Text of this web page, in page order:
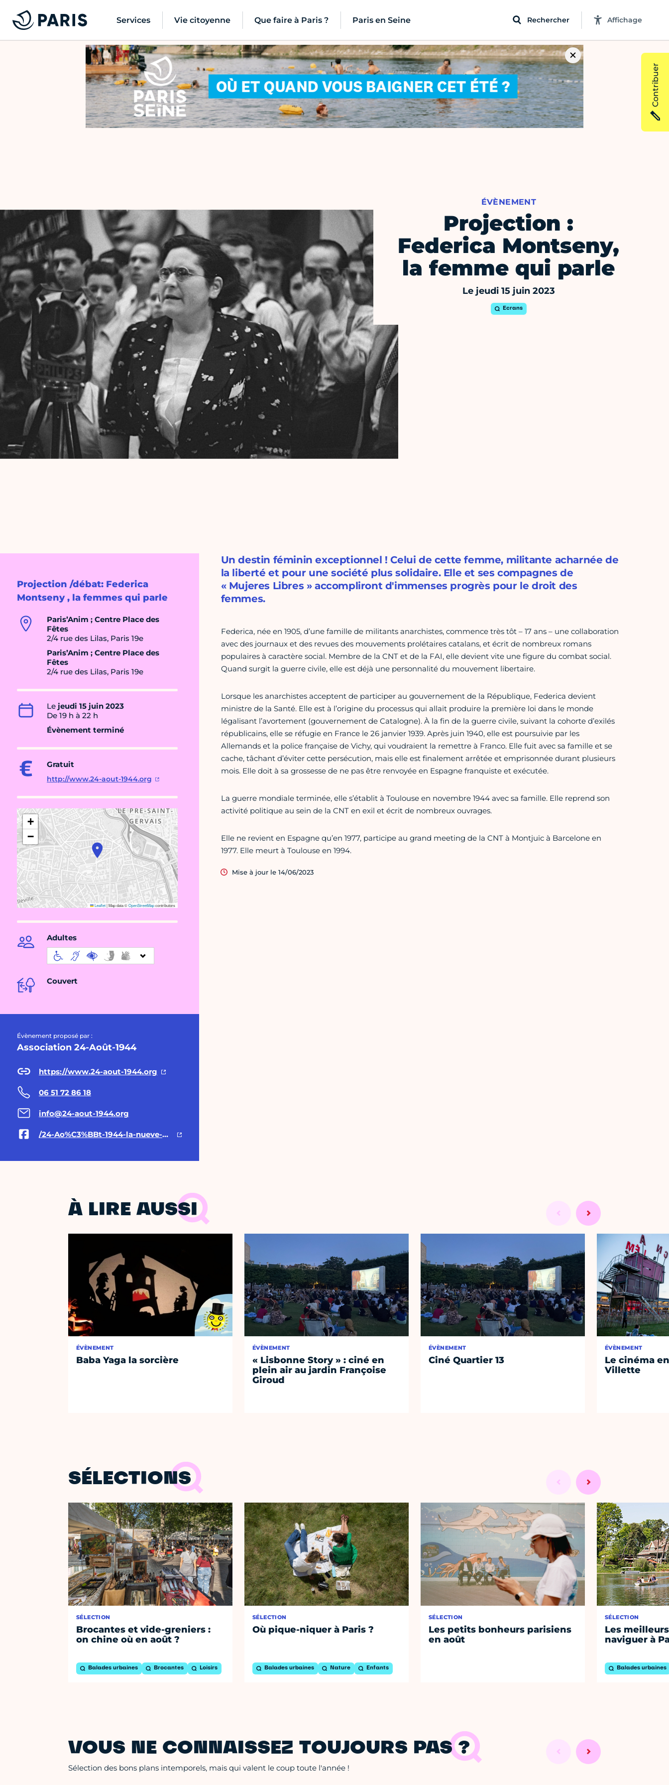
Services Vie citoyenne Que faire à Paris ? Paris en Seine Rechercher Affichage
ÉVÈNEMENT
Projection :
Federica Montseny,
la femme qui parle
Le jeudi 15 juin 2023
Ecrans
Projection /débat: Federica
Montseny , la femmes qui parle
Paris’Anim ; Centre Place des
Fêtes
2/4 rue des Lilas, Paris 19e
Paris’Anim ; Centre Place des
Fêtes
2/4 rue des Lilas, Paris 19e
Le jeudi 15 juin 2023
De 19 h à 22 h
Évènement terminé
Gratuit
http://www.24-aout-1944.org
+
−
Leaflet|Map data ©OpenStreetMapcontributors
Adultes
Couvert
Évènement proposé par :
Association 24-Août-1944
https://www.24-aout-1944.org
06 51 72 86 18
info@24-aout-1944.org
/24-Ao%C3%BBt-1944-la-nueve-Association-110097528155744
Un destin féminin exceptionnel ! Celui de cette femme, militante acharnée de
la liberté et pour une société plus solidaire. Elle et ses compagnes de
« Mujeres Libres » accompliront d'immenses progrès pour le droit des
femmes.
Federica, née en 1905, d’une famille de militants anarchistes, commence très tôt – 17 ans – une collaboration
avec des journaux et des revues des mouvements prolétaires catalans, et écrit de nombreux romans
populaires à caractère social. Membre de la CNT et de la FAI, elle devient vite une figure du combat social.
Quand surgit la guerre civile, elle est déjà une personnalité du mouvement libertaire.
Lorsque les anarchistes acceptent de participer au gouvernement de la République, Federica devient
ministre de la Santé. Elle est à l’origine du processus qui allait produire la première loi dans le monde
légalisant l’avortement (gouvernement de Catalogne). À la fin de la guerre civile, suivant la cohorte d’exilés
républicains, elle se réfugie en France le 26 janvier 1939. Après juin 1940, elle est poursuivie par les
Allemands et la police française de Vichy, qui voudraient la remettre à Franco. Elle fuit avec sa famille et se
cache, tâchant d’éviter cette persécution, mais elle est finalement arrêtée et emprisonnée durant plusieurs
mois. Elle doit à sa grossesse de ne pas être renvoyée en Espagne franquiste et exécutée.
La guerre mondiale terminée, elle s’établit à Toulouse en novembre 1944 avec sa famille. Elle reprend son
activité politique au sein de la CNT en exil et écrit de nombreux ouvrages.
Elle ne revient en Espagne qu’en 1977, participe au grand meeting de la CNT à Montjuïc à Barcelone en
1977. Elle meurt à Toulouse en 1994.
Mise à jour le 14/06/2023
À LIRE AUSSI
ÉVÈNEMENT
Baba Yaga la sorcière
ÉVÈNEMENT
« Lisbonne Story » : ciné en
plein air au jardin Françoise
Giroud
ÉVÈNEMENT
Ciné Quartier 13
ÉVÈNEMENT
Le cinéma
Villette
SÉLECTIONS
SÉLECTION
Brocantes et vide-greniers :
on chine où en août ?
Balades urbaines Brocantes Loisirs
SÉLECTION
Où pique-niquer à Paris ?
Balades urbaines Nature Enfants
SÉLECTION
Les petits bonheurs parisiens
en août
SÉLECTION
Les
naviguer à
Balades urbaines
VOUS NE CONNAISSEZ TOUJOURS PAS ?
Sélection des bons plans intemporels, mais qui valent le coup toute l'année !
Contribuer